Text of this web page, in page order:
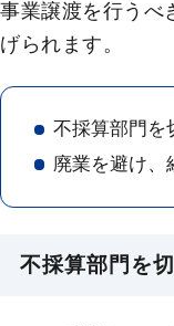
事業譲渡を行うべ
げられます。
不採算部門を
廃業を避け、
不採算部門を